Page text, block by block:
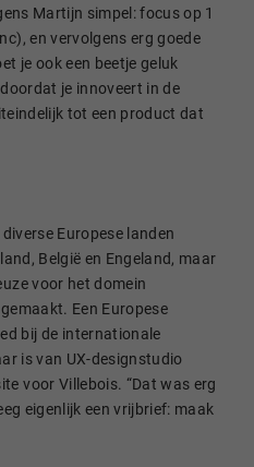
Martijn simpel: focus op 1
en vervolgens erg goede
je ook een beetje geluk
je innoveert in de
tot een product dat
Europese landen
België en Engeland, maar
voor het domein
Een Europese
bij de internationale
is van UX-designstudio
voor Villebois. “Dat was erg
eigenlijk een vrijbrief: maak